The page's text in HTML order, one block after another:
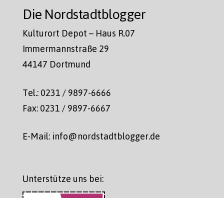
Die Nordstadtblogger
Kulturort Depot – Haus R.07
Immermannstraße 29
44147 Dortmund
Tel.: 0231 / 9897-6666
Fax: 0231 / 9897-6667
E-Mail: info@nordstadtblogger.de
Unterstütze uns bei: